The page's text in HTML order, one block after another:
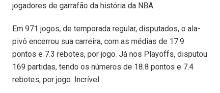
jogadores de garrafão da história da NBA.
Em 971 jogos, de temporada regular, disputados, o ala-
pivô encerrou sua carreira, com as médias de 17.9
pontos e 7.3 rebotes, por jogo. Já nos Playoffs, disputou
169 partidas, tendo os números de 18.8 pontos e 7.4
rebotes, por jogo. Incrível.